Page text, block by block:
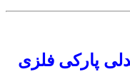
پارکی فلزی